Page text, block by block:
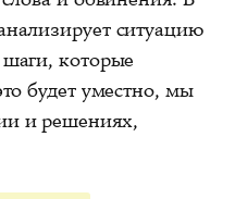
ситуацию
которые
будет уместно, мы
и решениях,